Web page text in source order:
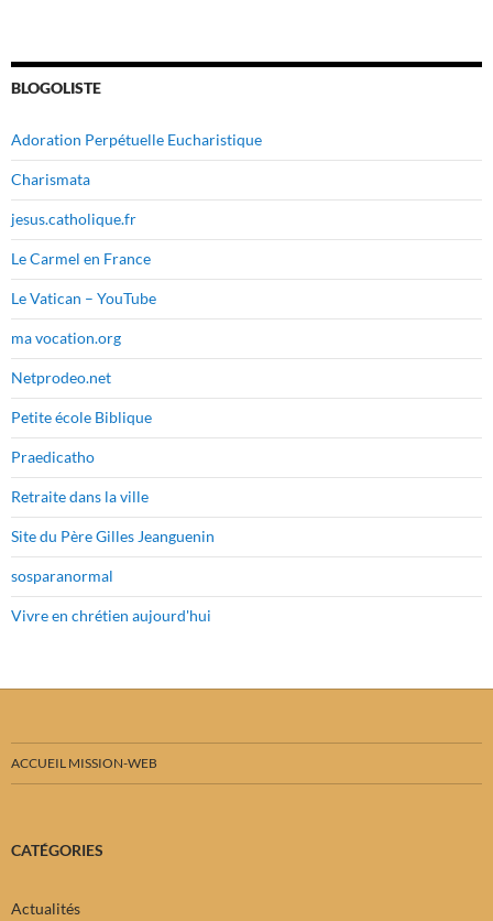
BLOGOLISTE
Adoration Perpétuelle Eucharistique
Charismata
jesus.catholique.fr
Le Carmel en France
Le Vatican – YouTube
ma vocation.org
Netprodeo.net
Petite école Biblique
Praedicatho
Retraite dans la ville
Site du Père Gilles Jeanguenin
sosparanormal
Vivre en chrétien aujourd'hui
ACCUEIL MISSION-WEB
CATÉGORIES
Actualités